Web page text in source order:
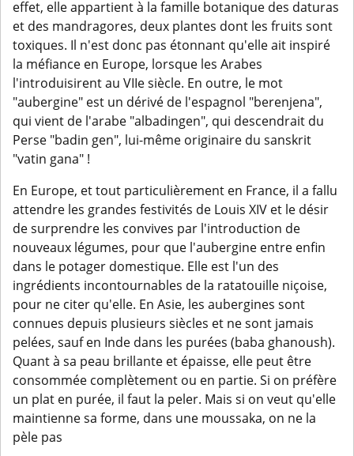
effet, elle appartient à la famille botanique des daturas
et des mandragores, deux plantes dont les fruits sont
toxiques. Il n'est donc pas étonnant qu'elle ait inspiré
la méfiance en Europe, lorsque les Arabes
l'introduisirent au VIIe siècle. En outre, le mot
"aubergine" est un dérivé de l'espagnol "berenjena",
qui vient de l'arabe "albadingen", qui descendrait du
Perse "badin gen", lui-même originaire du sanskrit
"vatin gana" !
En Europe, et tout particulièrement en France, il a fallu
attendre les grandes festivités de Louis XIV et le désir
de surprendre les convives par l'introduction de
nouveaux légumes, pour que l'aubergine entre enfin
dans le potager domestique. Elle est l'un des
ingrédients incontournables de la ratatouille niçoise,
pour ne citer qu'elle. En Asie, les aubergines sont
connues depuis plusieurs siècles et ne sont jamais
pelées, sauf en Inde dans les purées (baba ghanoush).
Quant à sa peau brillante et épaisse, elle peut être
consommée complètement ou en partie. Si on préfère
un plat en purée, il faut la peler. Mais si on veut qu'elle
maintienne sa forme, dans une moussaka, on ne la
pèle pas